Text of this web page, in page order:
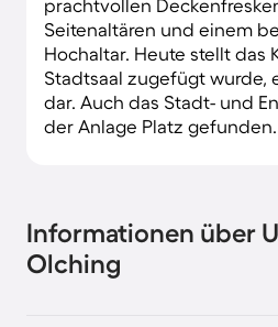
prachtvollen
Seitenaltären und einem
Hochaltar. Heute stellt das
Stadtsaal zugefügt wurde,
dar. Auch das Stadt- und
der Anlage Platz gefunden.
Informationen über
Olching